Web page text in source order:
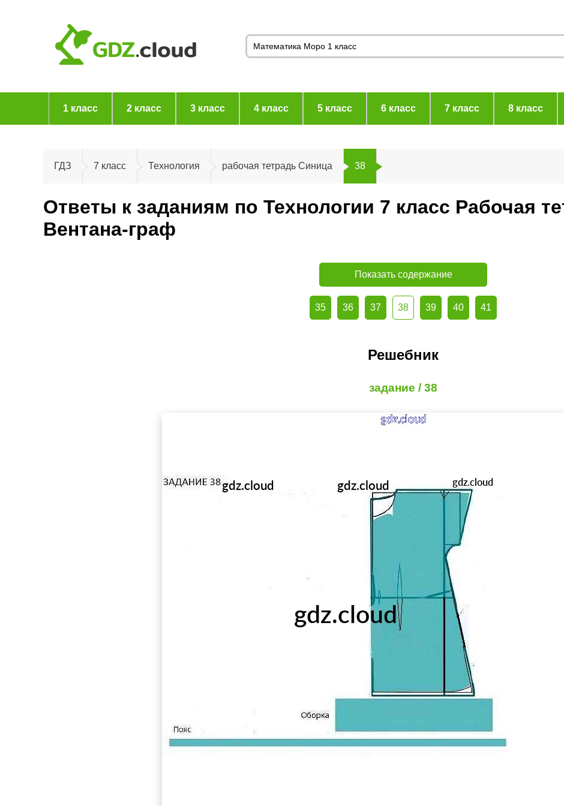
1 класс 2 класс 3 класс 4 класс 5 класс 6 класс 7 класс 8 класс
ГДЗ 7 класс Технология рабочая тетрадь Синица 38
Ответы к заданиям по Технологии 7 класс Рабочая
Вентана-граф
Показать содержание
35 36 37 38 39 40 41
Решебник
задание / 38